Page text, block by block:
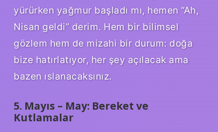
yürürken yağmur başladı mı, hemen “Ah,
Nisan geldi” derim. Hem bir bilimsel
gözlem hem de mizahi bir durum: doğa
bize hatırlatıyor, her şey açılacak ama
bazen ıslanacaksınız.
5. Mayıs – May: Bereket ve
Kutlamalar